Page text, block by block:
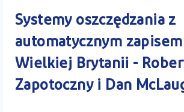
Systemy oszczędzania z
automatycznym
Wielkiej Brytanii -
Zapotoczny i Dan